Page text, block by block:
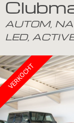
AUTOM,
LED,
VERKOCHT